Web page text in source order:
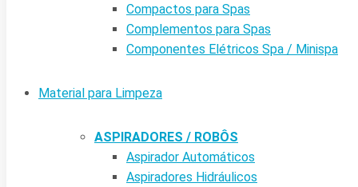
Compactos para Spas
Complementos para Spas
Componentes Elétricos Spa / Minispa
Material para Limpeza
ASPIRADORES / ROBÔS
Aspirador Automáticos
Aspiradores Hidráulicos